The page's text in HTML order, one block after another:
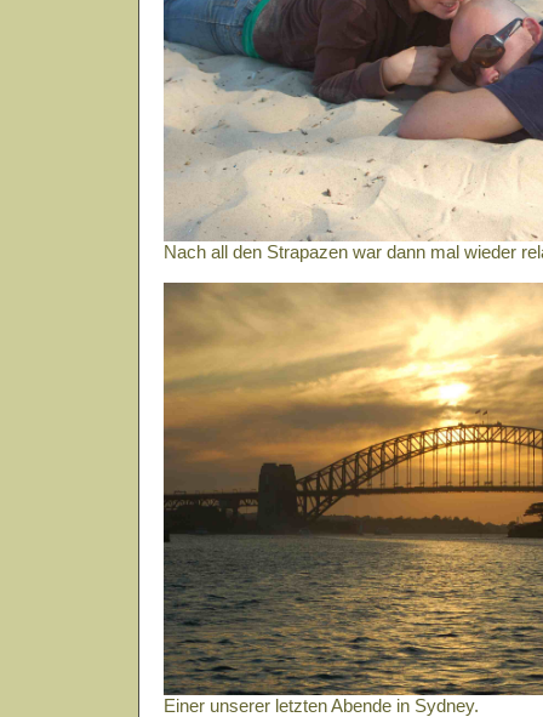
Nach all den Strapazen war dann mal wieder
Einer unserer letzten Abende in Sydney.